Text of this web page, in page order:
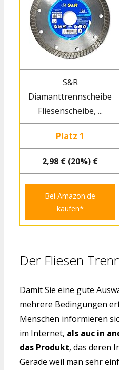
S&R
Diamanttrennscheibe
Fliesenscheibe, ...
Platz 1
2,98 € (20%) €
Bei Amazon.de
kaufen*
Der Fliesen
Damit Sie eine gute
mehrere Bedingungen
Menschen informieren
im Internet, als auc in
das Produkt, das deren
Gerade weil man sehr